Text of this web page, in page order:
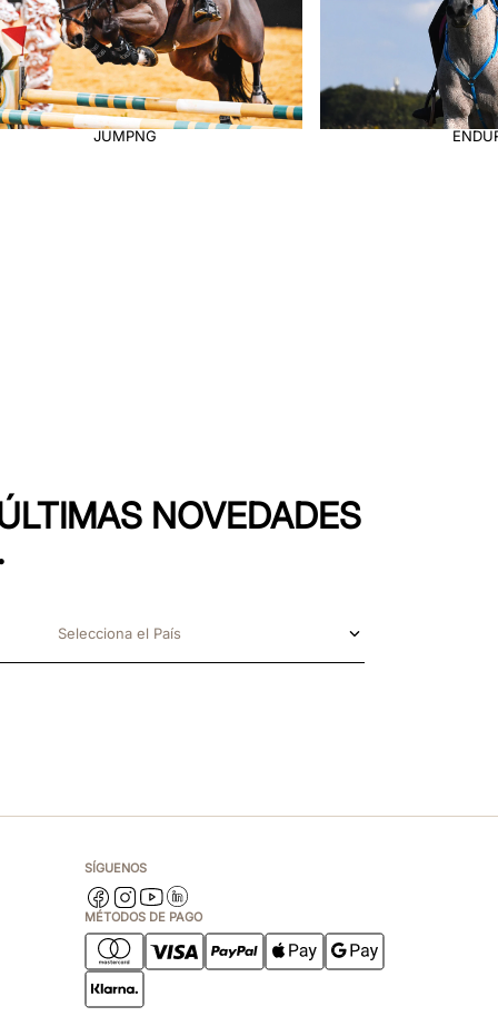
NOVEDADES
Selecciona el País
SÍGUENOS
MÉTODOS DE PAGO